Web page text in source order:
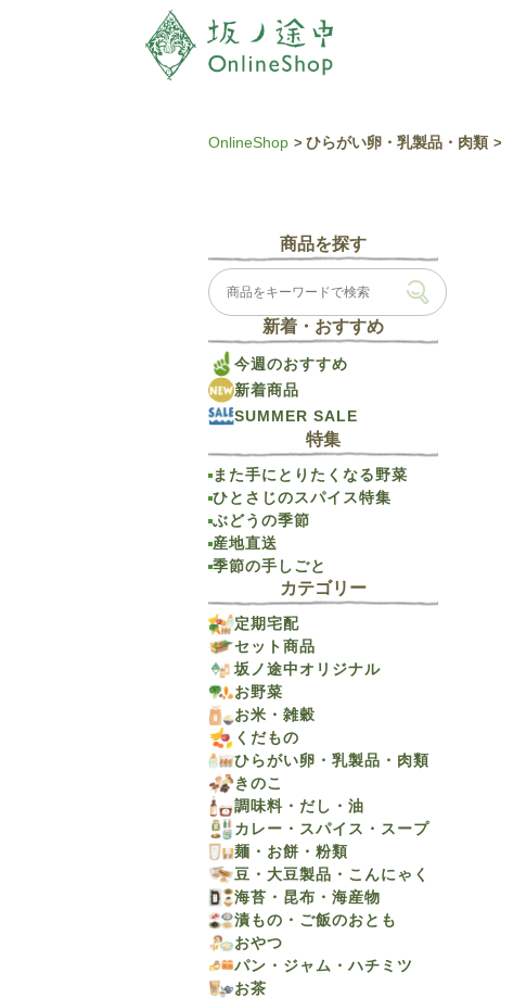
OnlineShop ひらがい卵・乳製品・肉類
商品を探す
新着・おすすめ
今週のおすすめ
新着商品
SUMMER SALE
特集
また手にとりたくなる野菜
ひとさじのスパイス特集
ぶどうの季節
産地直送
季節の手しごと
カテゴリー
定期宅配
セット商品
坂ノ途中オリジナル
お野菜
お米・雑穀
くだもの
ひらがい卵・乳製品・肉類
きのこ
調味料・だし・油
カレー・スパイス・スープ
麺・お餅・粉類
豆・大豆製品・こんにゃく
海苔・昆布・海産物
漬もの・ご飯のおとも
おやつ
パン・ジャム・ハチミツ
お茶